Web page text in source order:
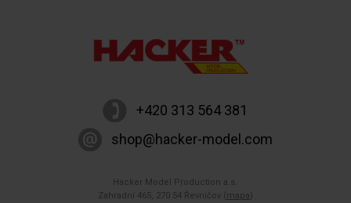
+420 313 564 381
shop@hacker-model.com
Hacker Model Production a.s.
Zahradní 465, 270 54 Řevničov ( mapa )